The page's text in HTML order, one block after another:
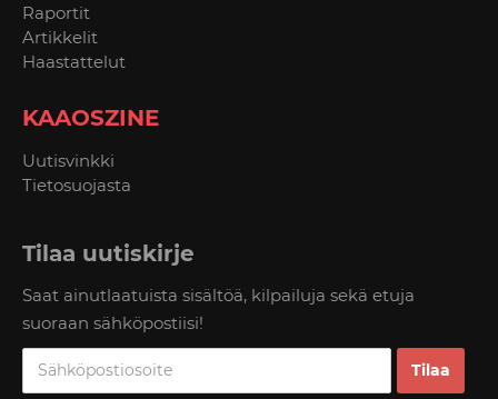
Raportit
Artikkelit
Haastattelut
KAAOSZINE
Uutisvinkki
Tietosuojasta
Tilaa uutiskirje
Saat ainutlaatuista sisältöä, kilpailuja sekä etuja
suoraan sähköpostiisi!